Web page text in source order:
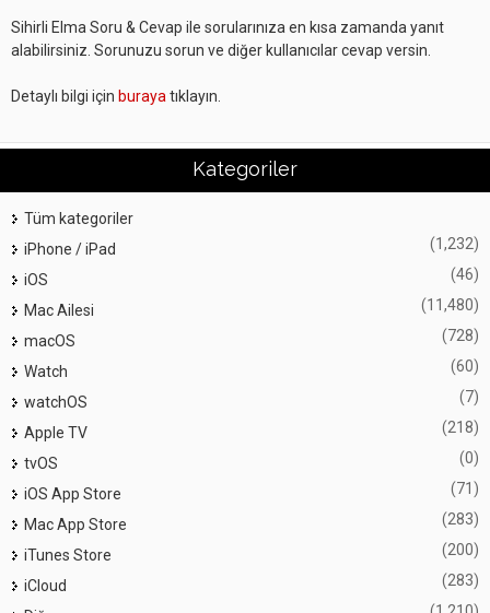
Sihirli Elma Soru & Cevap ile sorularınıza en kısa zamanda yanıt
alabilirsiniz. Sorunuzu sorun ve diğer kullanıcılar cevap versin.
Detaylı bilgi için buraya tıklayın.
Kategoriler
Tüm kategoriler
iPhone / iPad
(1,232)
iOS (46)
Mac Ailesi (11,480)
macOS (728)
Watch (60)
watchOS (7)
Apple TV (218)
tvOS (0)
iOS App Store (71)
Mac App Store (283)
iTunes Store (200)
iCloud (283)